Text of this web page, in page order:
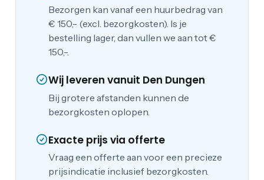
Bezorgen kan vanaf een huurbedrag van
€ 150,- (excl. bezorgkosten). Is je
bestelling lager, dan vullen we aan tot €
150,-.
Wij leveren vanuit Den Dungen
Bij grotere afstanden kunnen de
bezorgkosten oplopen.
Exacte prijs via offerte
Vraag een offerte aan voor een precieze
prijsindicatie inclusief bezorgkosten.